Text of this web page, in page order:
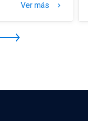
Ver más keyboard_arrow_right